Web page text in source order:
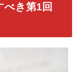
べき第1回